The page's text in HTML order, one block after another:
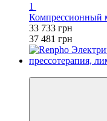
1
Компрессионный
33 733 грн
37 481 грн